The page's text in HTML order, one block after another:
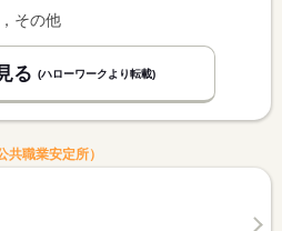
その他
る (ハローワークより転載)
職業安定所）